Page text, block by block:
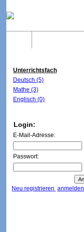
Unterrichtsfach
Deutsch (5)
Mathe (3)
Englisch (0)
Login:
E-Mail-Adresse:
Passwort:
Neu registrieren anmelden